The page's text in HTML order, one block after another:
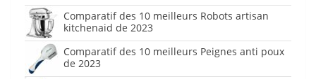
Comparatif des 10 meilleurs Robots artisan
kitchenaid de 2023
Comparatif des 10 meilleurs Peignes anti poux
de 2023